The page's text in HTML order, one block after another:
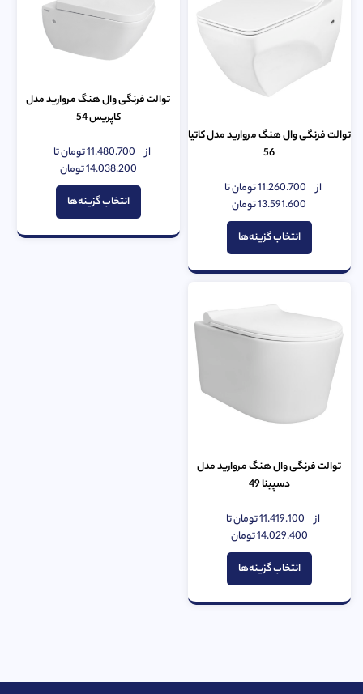
توالت فرنگی وال هنگ مروارید مدل کاتیا
56
امتیاز
0
5
از 11.260.700تومانتا
13.591.600تومان
انتخاب گزینه‌ها
توالت فرنگی وال هنگ مروارید مدل
کاپریس 54
امتیاز
0
از 11.480.700تومانتا
14.038.200تومان
انتخاب گزینه‌ها
توالت فرنگی وال هنگ مروارید مدل
دسپینا 49
امتیاز
0
از 11.419.100تومانتا
14.029.400تومان
انتخاب گزینه‌ها